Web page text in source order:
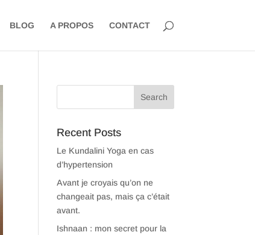
BLOG A PROPOS CONTACT
Recent Posts
Le Kundalini Yoga en cas
d’hypertension
Avant je croyais qu’on ne
changeait pas, mais ça c’était
avant.
Ishnaan : mon secret pour la